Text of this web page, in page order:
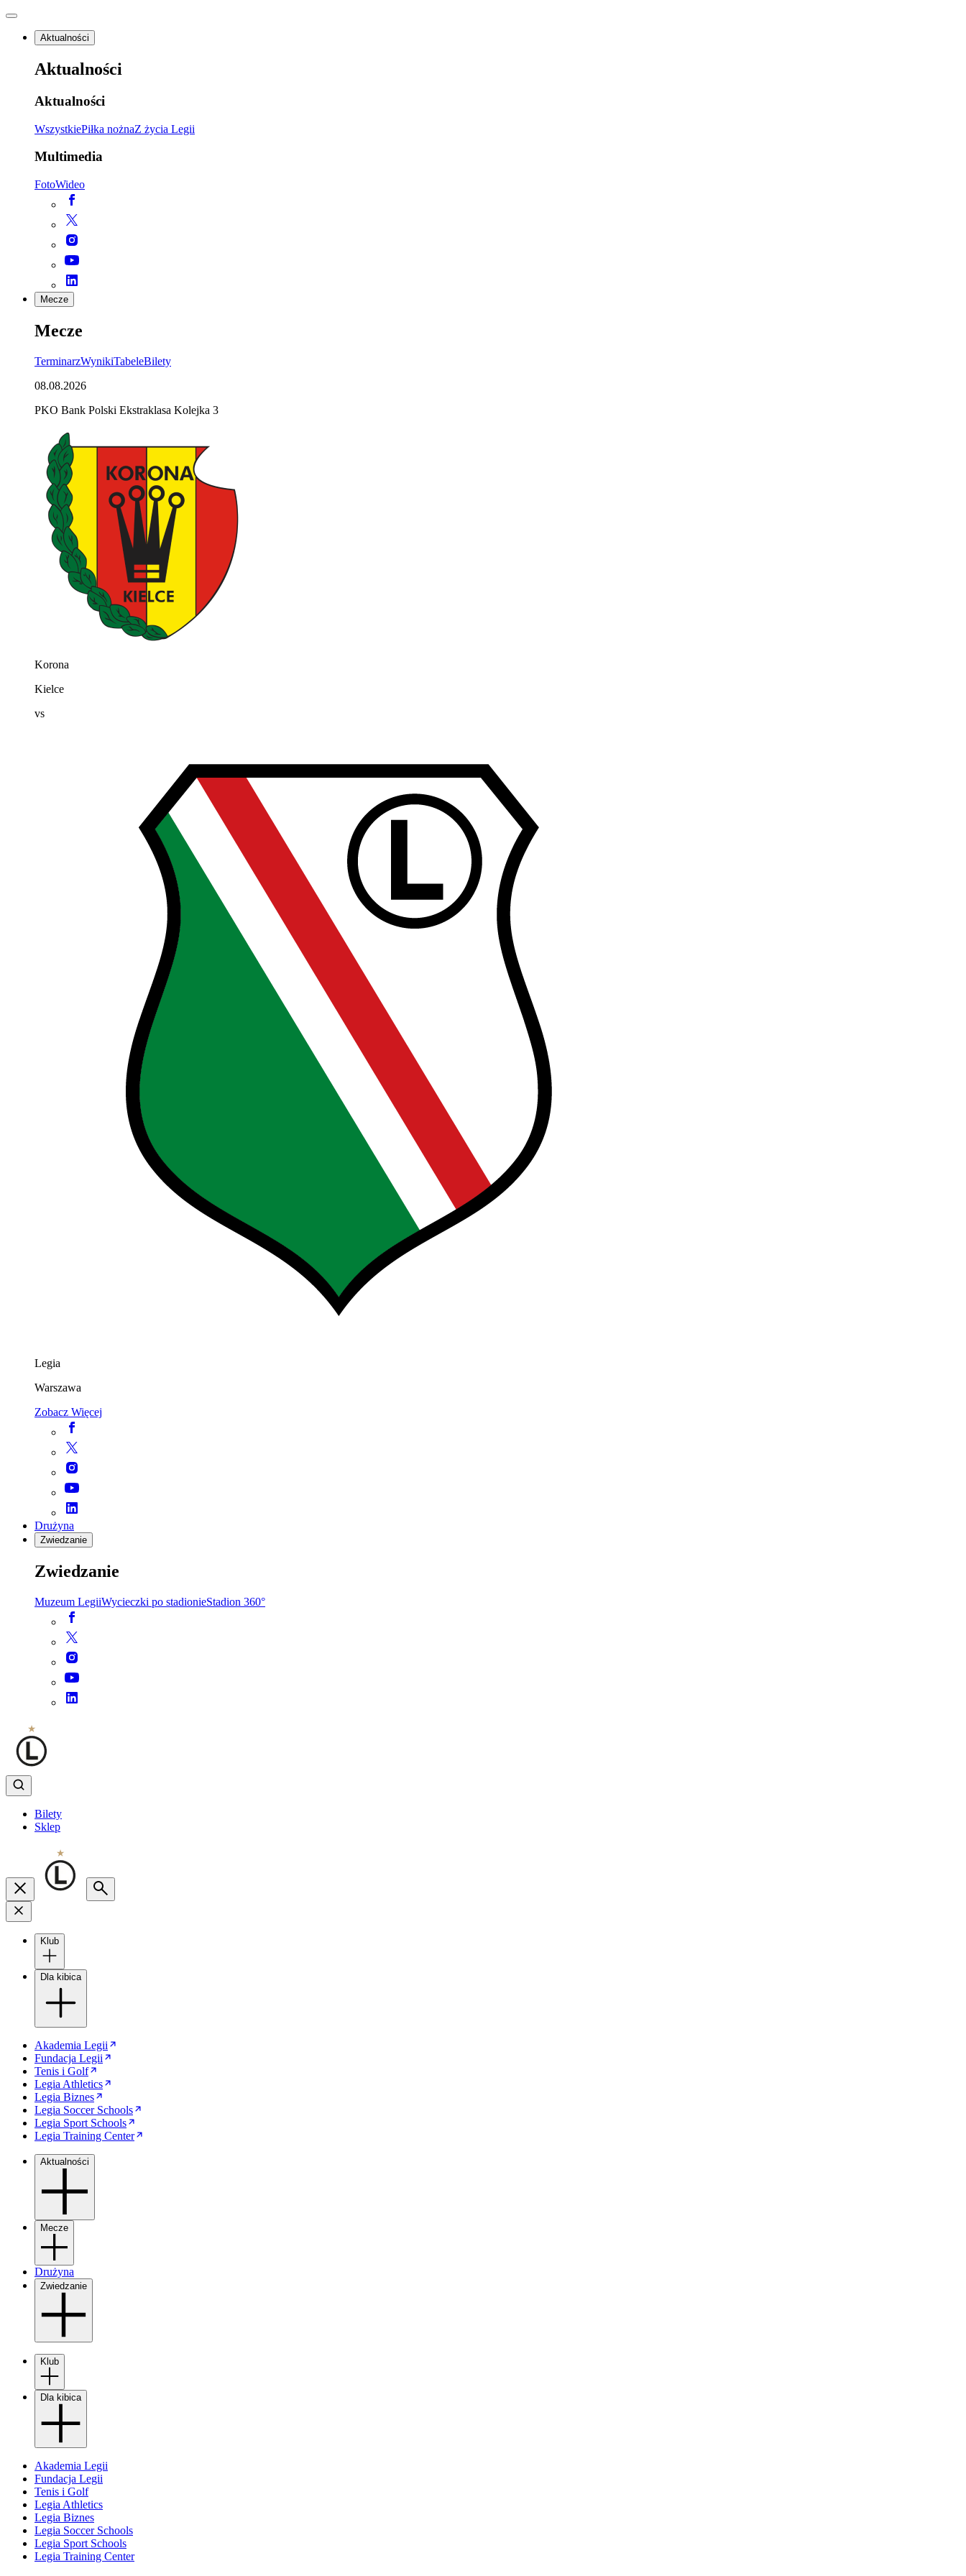
Aktualności
Aktualności
Aktualności
WszystkiePiłka nożnaZ życia Legii
Multimedia
FotoWideo
Mecze
Mecze
TerminarzWynikiTabeleBilety
08.08.2026
PKO Bank Polski Ekstraklasa Kolejka 3
Korona
Kielce
vs
Legia
Warszawa
Zobacz Więcej
Drużyna
Zwiedzanie
Zwiedzanie
Muzeum LegiiWycieczki po stadionieStadion 360°
Bilety
Sklep
Klub
Dla kibica
Akademia Legii
Fundacja Legii
Tenis i Golf
Legia Athletics
Legia Biznes
Legia Soccer Schools
Legia Sport Schools
Legia Training Center
Aktualności
Mecze
Drużyna
Zwiedzanie
Klub
Dla kibica
Akademia Legii
Fundacja Legii
Tenis i Golf
Legia Athletics
Legia Biznes
Legia Soccer Schools
Legia Sport Schools
Legia Training Center